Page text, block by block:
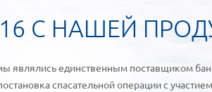
С НАШЕЙ
являлись единственным поставщиком
спасательной операции с